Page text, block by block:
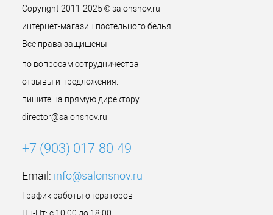
Copyright 2011-2025 © salonsnov.ru
интернет-магазин постельного белья.
Все права защищены
по вопросам сотрудничества
отзывы и предложения.
пишите на прямую директору
director@salonsnov.ru
+7 (903) 017-80-49
Email: info@salonsnov.ru
График работы операторов